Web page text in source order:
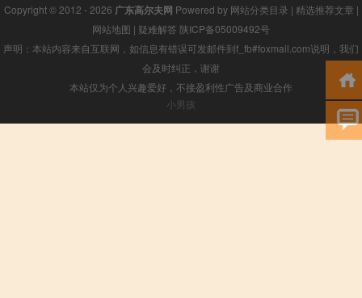
Copyright © 2012 - 2026 广东高尔夫网 Powered by 网站分类目录 | 精选推荐文章 |
网站地图 | 疑难解答 陕ICP备05009492号
声明：本站内容来自互联网，如信息有错误可发邮件到f_fb#foxmail.com说明，我们
会及时纠正，谢谢
本站仅为个人兴趣爱好，不接盈利性广告及商业合作
小男孩